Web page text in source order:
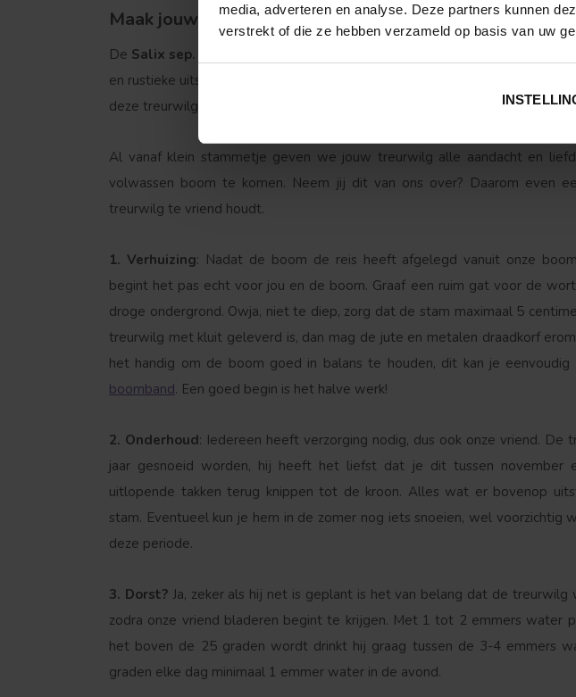
media, adverteren en analyse. Deze partners kunnen
verstrekt of die ze hebben verzameld op basis van uw
Maak jouw tuin compleet met een treurwilg
De Salix sep. Chrysocoma
en rustieke uitstraling aan de tuin geeft. Of het nu langs een waterkant of als
deze treurwilg zorgt gegarandeerd voor een unieke sfeer in jouw tuin.
Al vanaf klein stammetje geven we jouw treurwilg alle aandacht en
volwassen boom te komen. Neem jij dit van ons over? Daarom even
treurwilg te vriend houdt.
1. Verhuizing: Nadat de boom de reis heeft afgelegd vanuit onze
begint het pas echt voor jou en de boom. Graaf een ruim gat voor de
droge ondergrond. Owja, niet te diep, zorg dat de stam maximaal 5
treurwilg met kluit geleverd is, dan mag de jute en metalen draadkorf
het handig om de boom goed in balans te houden, dit kan je eenvoudig
boomband. Een goed begin is het halve werk!
2. Onderhoud: Iedereen heeft verzorging nodig, dus ook onze vriend. De
jaar gesnoeid worden, hij heeft het liefst dat je dit tussen november
uitlopende takken terug knippen tot de kroon. Alles wat er bovenop
stam. Eventueel kun je hem in de zomer nog iets snoeien, wel voorzichtig
deze periode.
3. Dorst?Ja, zeker als hij net is geplant is het van belang dat de treurwilg
zodra onze vriend bladeren begint te krijgen. Met 1 tot 2 emmers water
het boven de 25 graden wordt drinkt hij graag tussen de 3-4 emmers
graden elke dag minimaal 1 emmer water in de avond.
Treurvorm